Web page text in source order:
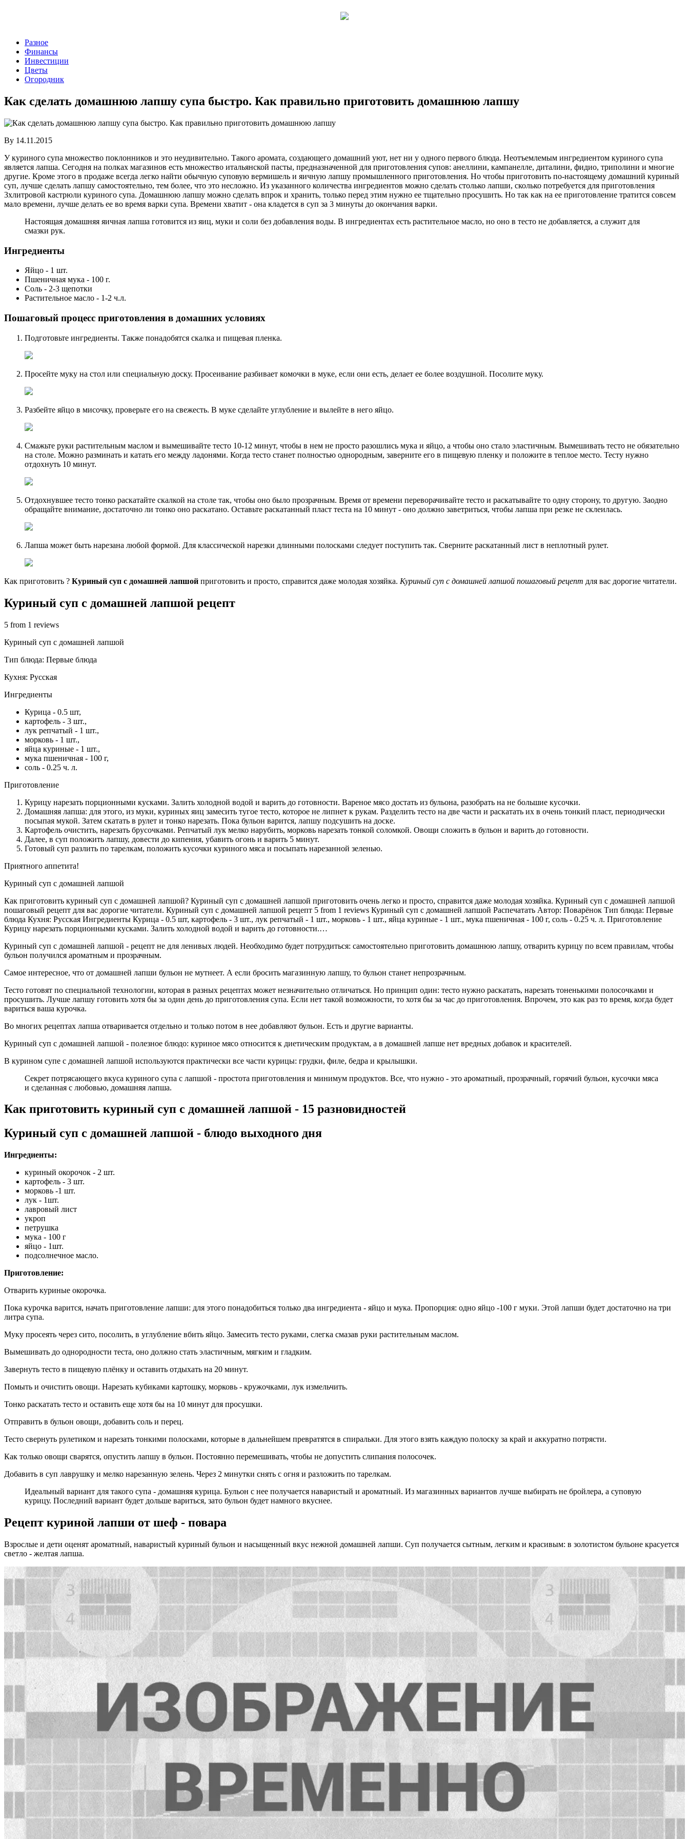
Разное
Финансы
Инвестиции
Цветы
Огородник
Как сделать домашнюю лапшу супа быстро. Как правильно приготовить домашнюю лапшу
By 14.11.2015
У куриного супа множество поклонников и это неудивительно. Такого аромата, создающего домашний уют, нет ни у одного первого блюда. Неотъемлемым ингредиентом куриного супа
является лапша. Сегодня на полках магазинов есть множество итальянской пасты, предназначенной для приготовления супов: анеллини, кампанелле, диталини, фидио, триполини и многие
другие. Кроме этого в продаже всегда легко найти обычную суповую вермишель и яичную лапшу промышленного приготовления. Но чтобы приготовить по-настоящему домашний куриный
суп, лучше сделать лапшу самостоятельно, тем более, что это несложно. Из указанного количества ингредиентов можно сделать столько лапши, сколько потребуется для приготовления
3хлитровой кастрюли куриного супа. Домашнюю лапшу можно сделать впрок и хранить, только перед этим нужно ее тщательно просушить. Но так как на ее приготовление тратится совсем
мало времени, лучше делать ее во время варки супа. Времени хватит - она кладется в суп за 3 минуты до окончания варки.
Настоящая домашняя яичная лапша готовится из яиц, муки и соли без добавления воды. В ингредиентах есть растительное масло, но оно в тесто не добавляется, а служит для
смазки рук.
Ингредиенты
Яйцо - 1 шт.
Пшеничная мука - 100 г.
Соль - 2-3 щепотки
Растительное масло - 1-2 ч.л.
Пошаговый процесс приготовления в домашних условиях
Подготовьте ингредиенты. Также понадобятся скалка и пищевая пленка.
Просейте муку на стол или специальную доску. Просеивание разбивает комочки в муке, если они есть, делает ее более воздушной. Посолите муку.
Разбейте яйцо в мисочку, проверьте его на свежесть. В муке сделайте углубление и вылейте в него яйцо.
Смажьте руки растительным маслом и вымешивайте тесто 10-12 минут, чтобы в нем не просто разошлись мука и яйцо, а чтобы оно стало эластичным. Вымешивать тесто не обязательно
на столе. Можно разминать и катать его между ладонями. Когда тесто станет полностью однородным, заверните его в пищевую пленку и положите в теплое место. Тесту нужно
отдохнуть 10 минут.
Отдохнувшее тесто тонко раскатайте скалкой на столе так, чтобы оно было прозрачным. Время от времени переворачивайте тесто и раскатывайте то одну сторону, то другую. Заодно
обращайте внимание, достаточно ли тонко оно раскатано. Оставьте раскатанный пласт теста на 10 минут - оно должно заветриться, чтобы лапша при резке не склеилась.
Лапша может быть нарезана любой формой. Для классической нарезки длинными полосками следует поступить так. Сверните раскатанный лист в неплотный рулет.
Как приготовить ? Куриный суп с домашней лапшой приготовить и просто, справится даже молодая хозяйка. Куриный суп с домашней лапшой пошаговый рецепт для вас дорогие читатели.
Куриный суп с домашней лапшой рецепт
5 from 1 reviews
Куриный суп с домашней лапшой
Тип блюда: Первые блюда
Кухня: Русская
Ингредиенты
Курица - 0.5 шт,
картофель - 3 шт.,
лук репчатый - 1 шт.,
морковь - 1 шт.,
яйца куриные - 1 шт.,
мука пшеничная - 100 г,
соль - 0.25 ч. л.
Приготовление
Курицу нарезать порционными кусками. Залить холодной водой и варить до готовности. Вареное мясо достать из бульона, разобрать на не большие кусочки.
Домашняя лапша: для этого, из муки, куриных яиц замесить тугое тесто, которое не липнет к рукам. Разделить тесто на две части и раскатать их в очень тонкий пласт, периодически
посыпая мукой. Затем скатать в рулет и тонко нарезать. Пока бульон варится, лапшу подсушить на доске.
Картофель очистить, нарезать брусочками. Репчатый лук мелко нарубить, морковь нарезать тонкой соломкой. Овощи сложить в бульон и варить до готовности.
Далее, в суп положить лапшу, довести до кипения, убавить огонь и варить 5 минут.
Готовый суп разлить по тарелкам, положить кусочки куриного мяса и посыпать нарезанной зеленью.
Приятного аппетита!
Куриный суп с домашней лапшой
Как приготовить куриный суп с домашней лапшой? Куриный суп с домашней лапшой приготовить очень легко и просто, справится даже молодая хозяйка. Куриный суп с домашней лапшой
пошаговый рецепт для вас дорогие читатели. Куриный суп с домашней лапшой рецепт 5 from 1 reviews Куриный суп с домашней лапшой Распечатать Автор: Поварёнок Тип блюда: Первые
блюда Кухня: Русская Ингредиенты Курица - 0.5 шт, картофель - 3 шт., лук репчатый - 1 шт., морковь - 1 шт., яйца куриные - 1 шт., мука пшеничная - 100 г, соль - 0.25 ч. л. Приготовление
Курицу нарезать порционными кусками. Залить холодной водой и варить до готовности.…
Куриный суп с домашней лапшой - рецепт не для ленивых людей. Необходимо будет потрудиться: самостоятельно приготовить домашнюю лапшу, отварить курицу по всем правилам, чтобы
бульон получился ароматным и прозрачным.
Самое интересное, что от домашней лапши бульон не мутнеет. А если бросить магазинную лапшу, то бульон станет непрозрачным.
Тесто готовят по специальной технологии, которая в разных рецептах может незначительно отличаться. Но принцип один: тесто нужно раскатать, нарезать тоненькими полосочками и
просушить. Лучше лапшу готовить хотя бы за один день до приготовления супа. Если нет такой возможности, то хотя бы за час до приготовления. Впрочем, это как раз то время, когда будет
вариться ваша курочка.
Во многих рецептах лапша отваривается отдельно и только потом в нее добавляют бульон. Есть и другие варианты.
Куриный суп с домашней лапшой - полезное блюдо: куриное мясо относится к диетическим продуктам, а в домашней лапше нет вредных добавок и красителей.
В курином супе с домашней лапшой используются практически все части курицы: грудки, филе, бедра и крылышки.
Секрет потрясающего вкуса куриного супа с лапшой - простота приготовления и минимум продуктов. Все, что нужно - это ароматный, прозрачный, горячий бульон, кусочки мяса
и сделанная с любовью, домашняя лапша.
Как приготовить куриный суп с домашней лапшой - 15 разновидностей
Куриный суп с домашней лапшой - блюдо выходного дня
Ингредиенты:
куриный окорочок - 2 шт.
картофель - 3 шт.
морковь -1 шт.
лук - 1шт.
лавровый лист
укроп
петрушка
мука - 100 г
яйцо - 1шт.
подсолнечное масло.
Приготовление:
Отварить куриные окорочка.
Пока курочка варится, начать приготовление лапши: для этого понадобиться только два ингредиента - яйцо и мука. Пропорция: одно яйцо -100 г муки. Этой лапши будет достаточно на три
литра супа.
Муку просеять через сито, посолить, в углубление вбить яйцо. Замесить тесто руками, слегка смазав руки растительным маслом.
Вымешивать до однородности теста, оно должно стать эластичным, мягким и гладким.
Завернуть тесто в пищевую плёнку и оставить отдыхать на 20 минут.
Помыть и очистить овощи. Нарезать кубиками картошку, морковь - кружочками, лук измельчить.
Тонко раскатать тесто и оставить еще хотя бы на 10 минут для просушки.
Отправить в бульон овощи, добавить соль и перец.
Тесто свернуть рулетиком и нарезать тонкими полосками, которые в дальнейшем превратятся в спиральки. Для этого взять каждую полоску за край и аккуратно потрясти.
Как только овощи сварятся, опустить лапшу в бульон. Постоянно перемешивать, чтобы не допустить слипания полосочек.
Добавить в суп лаврушку и мелко нарезанную зелень. Через 2 минутки снять с огня и разложить по тарелкам.
Идеальный вариант для такого супа - домашняя курица. Бульон с нее получается наваристый и ароматный. Из магазинных вариантов лучше выбирать не бройлера, а суповую
курицу. Последний вариант будет дольше вариться, зато бульон будет намного вкуснее.
Рецепт куриной лапши от шеф - повара
Взрослые и дети оценят ароматный, наваристый куриный бульон и насыщенный вкус нежной домашней лапши. Суп получается сытным, легким и красивым: в золотистом бульоне красуется
светло - желтая лапша.